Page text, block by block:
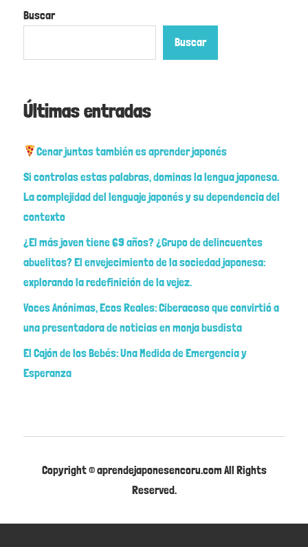
Buscar
Buscar
Últimas entradas
Cenar juntos también es aprender japonés
Si controlas estas palabras, dominas la lengua japonesa.
La complejidad del lenguaje japonés y su dependencia del
contexto
¿El más joven tiene 69 años? ¿Grupo de delincuentes
abuelitos? El envejecimiento de la sociedad japonesa:
explorando la redefinición de la vejez.
Voces Anónimas, Ecos Reales: Ciberacoso que convirtió a
una presentadora de noticias en monja busdista
El Cajón de los Bebés: Una Medida de Emergencia y
Esperanza
Copyright © aprendejaponesencoru.com All Rights
Reserved.